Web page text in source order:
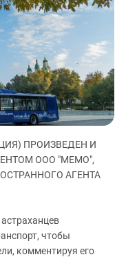
ПАЛЕСТИНУ
В ЧЕЧНЕ
АКТИВИСТОВ
И ПРОТЕСТЫ
ПРОИЗВЕДЕН И
ООО "МЕМО",
АГЕНТА
чтобы
комментируя его